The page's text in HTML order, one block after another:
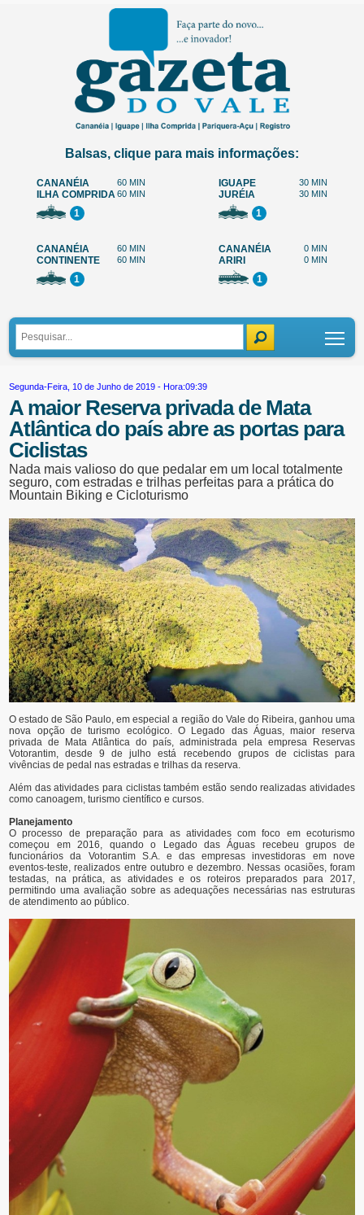
Balsas, clique para mais informações:
CANANÉIA 60 MIN
ILHA COMPRIDA60 MIN
1
IGUAPE 30 MIN
JURÉIA 30 MIN
1
CANANÉIA 60 MIN
CONTINENTE 60 MIN
1
CANANÉIA 0 MIN
ARIRI 0 MIN
1
Segunda-Feira, 10 de Junho de 2019 - Hora:09:39
A maior Reserva privada de Mata
Atlântica do país abre as portas para
Ciclistas
Nada mais valioso do que pedalar em um local totalmente
seguro, com estradas e trilhas perfeitas para a prática do
Mountain Biking e Cicloturismo
O estado de São Paulo, em especial a região do Vale do Ribeira, ganhou uma
nova opção de turismo ecológico. O Legado das Águas, maior reserva
privada de Mata Atlântica do país, administrada pela empresa Reservas
Votorantim, desde 9 de julho está recebendo grupos de ciclistas para
vivências de pedal nas estradas e trilhas da reserva.
Além das atividades para ciclistas também estão sendo realizadas atividades
como canoagem, turismo científico e cursos.
Planejamento
O processo de preparação para as atividades com foco em ecoturismo
começou em 2016, quando o Legado das Águas recebeu grupos de
funcionários da Votorantim S.A. e das empresas investidoras em nove
eventos-teste, realizados entre outubro e dezembro. Nessas ocasiões, foram
testadas, na prática, as atividades e os roteiros preparados para 2017,
permitindo uma avaliação sobre as adequações necessárias nas estruturas
de atendimento ao público.